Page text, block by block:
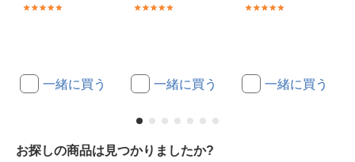
一緒に買う 一緒に買う 一緒に買う
お探しの商品は見つかりましたか?